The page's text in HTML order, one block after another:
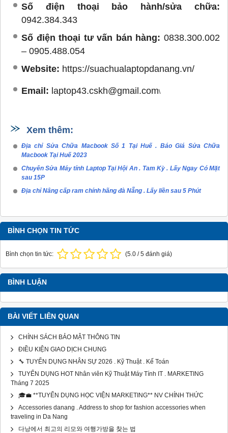
Số điện thoại bảo hành/sửa chữa:
0942.384.343
Số điện thoại tư vấn bán hàng: 0838.300.002
– 0905.488.054
Website: https://suachualaptopdanang.vn/
Email: laptop43.cskh@gmail.com\
Xem thêm:
Địa chỉ Sửa Chữa Macbook Số 1 Tại Huế . Báo Giá Sửa Chữa
Macbook Tại Huế 2023
Chuyên Sửa Máy tính Laptop Tại Hội An . Tam Kỳ . Lấy Ngay Có Mặt
sau 15P
Địa chỉ Nâng cấp ram chính hãng đà Nẵng . Lấy liền sau 5 Phút
BÌNH CHỌN TIN TỨC
Bình chọn tin tức: (5.0 /5 đánh giá)
BÌNH LUẬN
BÀI VIẾT LIÊN QUAN
CHÍNH SÁCH BẢO MẬT THÔNG TIN
ĐIỀU KIỆN GIAO DỊCH CHUNG
🔧 TUYỂN DỤNG NHÂN SỰ 2026 . Kỹ Thuật . Kế Toán
TUYỂN DỤNG HOT Nhân viên Kỹ Thuật Máy Tính IT . MARKETING
Tháng 7 2025
🎓💼 **TUYỂN DỤNG HỌC VIỆN MARKETING** NV CHÍNH THỨC
Accessories danang . Address to shop for fashion accessories when
traveling in Da Nang
다낭에서 최고의 리모와 여행가방을 찾는 법